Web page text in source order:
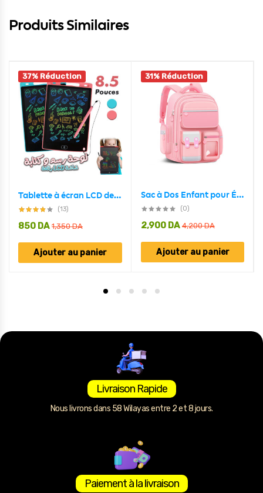
Produits Similaires
37% Réduction
Tablette à écran LCD de 8.5 pouces pour dessin pour enfants
(13)
1,350DA
850 DA
Ajouter au panier
31% Réduction
Sac à Dos Enfant pour École primaire de Haute Qualité Rose – حقيبة ظهر مدرسية للأطفال وردي
(0)
4,200DA
2,900 DA
Ajouter au panier
Livraison Rapide
Nous livrons dans 58 Wilayas entre 2 et 8 jours.
Paiement à la livraison